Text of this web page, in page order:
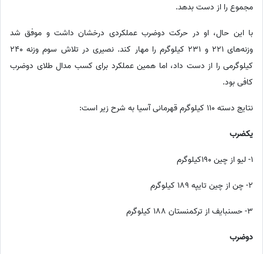
مجموع را از دست بدهد.
با این حال، او در حرکت دوضرب عملکردی درخشان داشت و موفق شد
وزنه‌های 221 و 231 کیلوگرم را مهار کند. نصیری در تلاش سوم وزنه 240
کیلوگرمی را از دست داد، اما همین عملکرد برای کسب مدال طلای دوضرب
کافی بود.
نتایج دسته 110 کیلوگرم قهرمانی آسیا به شرح زیر است:
یکضرب
1- لیو از چین 190کیلوگرم
2- چن از چین تایپه 189 کیلوگرم
3- حسنبایف از ترکمنستان 188 کیلوگرم
دوضرب